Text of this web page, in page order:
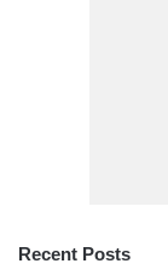
Recent Posts